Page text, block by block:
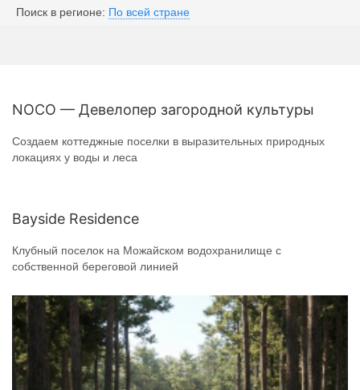
Поиск в регионе: По всей стране
NOCO — Девелопер загородной культуры
Создаем коттеджные поселки в выразительных природных
локациях у воды и леса
Bayside Residence
Клубный поселок на Можайском водохранилище с
собственной береговой линией